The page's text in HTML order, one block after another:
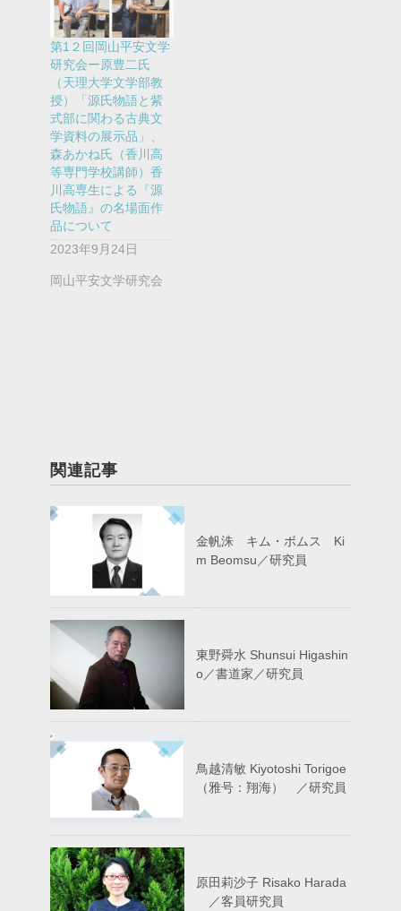
第1２回岡山平安文学
研究会ー原豊二氏
（天理大学文学部教
授）「源氏物語と紫
式部に関わる古典文
学資料の展示品」、
森あかね氏（香川高
等専門学校講師）香
川高専生による『源
氏物語』の名場面作
品について
2023年9月24日
岡山平安文学研究会
関連記事
金帆洙 キム・ボムス Ki
m Beomsu／研究員
東野舜水 Shunsui Higashin
o／書道家／研究員
鳥越清敏 Kiyotoshi Torigoe
（雅号：翔海） ／研究員
原田莉沙子 Risako Harada
／客員研究員